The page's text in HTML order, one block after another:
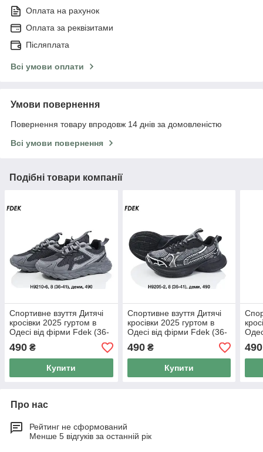
Оплата на рахунок
Оплата за реквізитами
Післяплата
Всі умови оплати
Умови повернення
Повернення товару впродовж 14 днів за домовленістю
Всі умови повернення
Подібні товари компанії
Спортивне взуття Дитячі
кросівки 2025 гуртом в
Одесі від фірми Fdek (36-
41)
490 ₴
Купити
Спортивне взуття Дитячі
кросівки 2025 гуртом в
Одесі від фірми Fdek (36-
41)
490₴
Купити
41)
490
Про нас
Рейтинг не сформований
Менше 5 відгуків за останній рік